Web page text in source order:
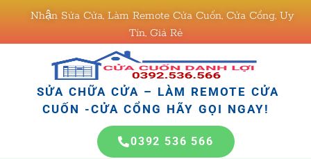
Nhận Sửa Cửa, Làm Remote Cửa Cuốn, Cửa Cổng, Uy
Tín, Giá Rẻ
SỬA CHỮA CỬA – LÀM REMOTE CỬA
CUỐN -CỬA CỔNG HÃY GỌI NGAY!
0392 536 566